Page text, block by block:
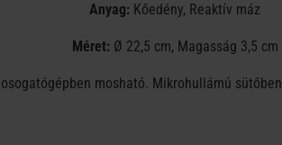
Anyag: Kőedény, Reaktív máz
Méret: Ø 22,5 cm, Magasság 3,5 cm
mosható. Mikrohullámú